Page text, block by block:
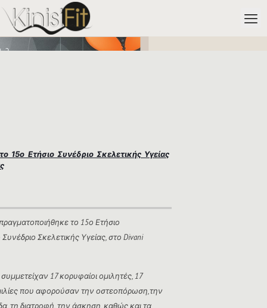
15ο Ετήσιο Συνέδριο Σκελετικής Υγείας
το 15ο Ετήσιο
Σκελετικής Υγείας, στο Divani
17 κορυφαίοι ομιλητές, 17
που αφορούσαν την οστεοπόρωση,την
τη διατροφή, την άσκηση, καθώς και τα